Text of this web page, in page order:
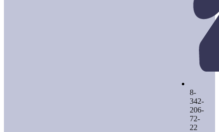
8-
342-
206-
72-
22